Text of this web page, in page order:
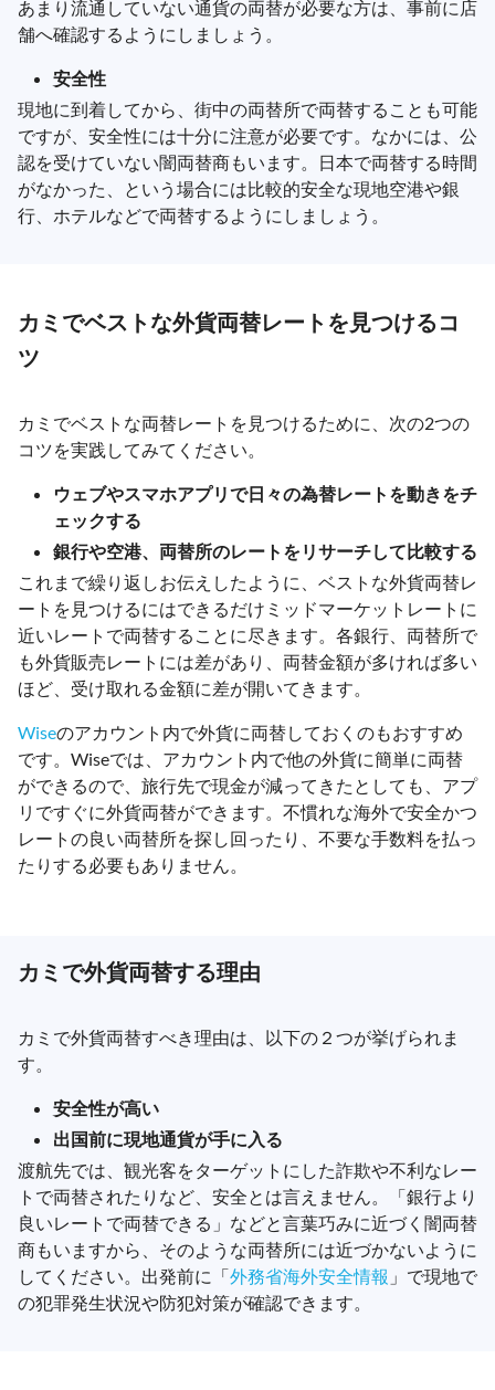
あまり流通していない通貨の両替が必要な方は、事前に店
舗へ確認するようにしましょう。
安全性
現地に到着してから、街中の両替所で両替することも可能
ですが、安全性には十分に注意が必要です。なかには、公
認を受けていない闇両替商もいます。日本で両替する時間
がなかった、という場合には比較的安全な現地空港や銀
行、ホテルなどで両替するようにしましょう。
カミでベストな外貨両替レートを見つけるコ
ツ
カミでベストな両替レートを見つけるために、次の2つの
コツを実践してみてください。
ウェブやスマホアプリで日々の為替レートを動きをチ
ェックする
銀行や空港、両替所のレートをリサーチして比較する
これまで繰り返しお伝えしたように、ベストな外貨両替レ
ートを見つけるにはできるだけミッドマーケットレートに
近いレートで両替することに尽きます。各銀行、両替所で
も外貨販売レートには差があり、両替金額が多ければ多い
ほど、受け取れる金額に差が開いてきます。
Wiseのアカウント内で外貨に両替しておくのもおすすめ
です。Wiseでは、アカウント内で他の外貨に簡単に両替
ができるので、旅行先で現金が減ってきたとしても、アプ
リですぐに外貨両替ができます。不慣れな海外で安全かつ
レートの良い両替所を探し回ったり、不要な手数料を払っ
たりする必要もありません。
カミで外貨両替する理由
カミで外貨両替すべき理由は、以下の２つが挙げられま
す。
安全性が高い
出国前に現地通貨が手に入る
渡航先では、観光客をターゲットにした詐欺や不利なレー
トで両替されたりなど、安全とは言えません。「銀行より
良いレートで両替できる」などと言葉巧みに近づく闇両替
商もいますから、そのような両替所には近づかないように
してください。出発前に「外務省海外安全情報 」で現地で
の犯罪発生状況や防犯対策が確認できます。